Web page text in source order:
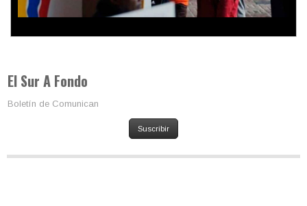
Los latinos le van dando la espalda a Trump
El Sur A Fondo
Boletín de Comunican
Suscribir